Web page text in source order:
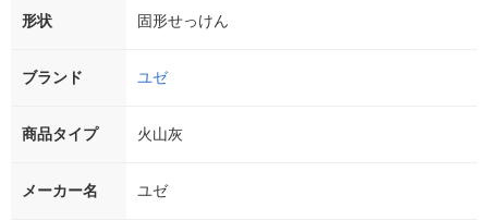
形状 固形せっけん
ブランド ユゼ
商品タイプ 火山灰
メーカー名 ユゼ